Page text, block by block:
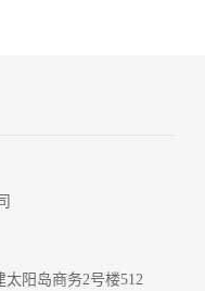
阳岛商务2号楼512